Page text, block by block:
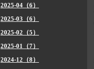
2025-04（6）
2025-03（6）
2025-02（5）
2025-01（7）
2024-12（8）